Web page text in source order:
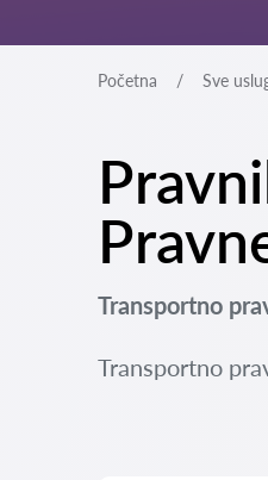
Početna Sve
Transportno
Transportno